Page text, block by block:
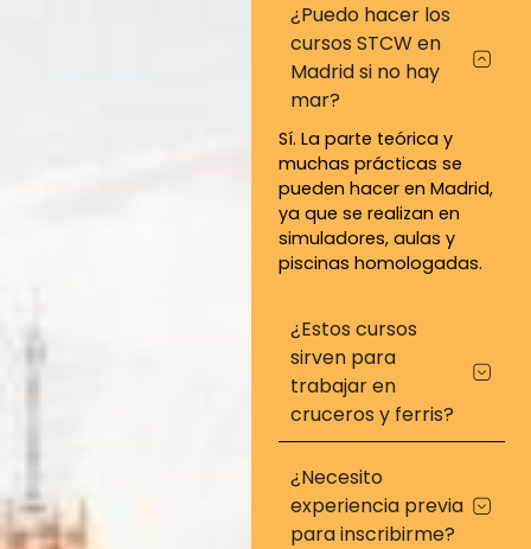
¿Puedo hacer los
cursos STCW en
Madrid si no hay
mar?
Sí. La parte teórica y
muchas prácticas se
pueden hacer en Madrid,
ya que se realizan en
simuladores, aulas y
piscinas homologadas.
¿Estos cursos
sirven para
trabajar en
cruceros y ferris?
¿Necesito
experiencia previa
para inscribirme?